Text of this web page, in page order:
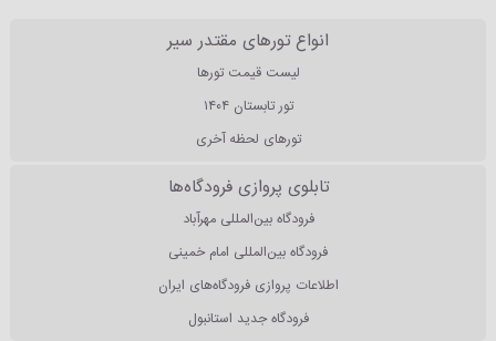
انواع تورهای مقتدر سیر
لیست قیمت تورها
تور تابستان ۱۴۰۴
تورهای لحظه آخری
تابلوی پروازی فرودگاه‌ها
فرودگاه بین‌المللی مهرآباد
فرودگاه بین‌المللی امام خمینی
اطلاعات پروازی فرودگاه‌های ایران
فرودگاه جدید استانبول